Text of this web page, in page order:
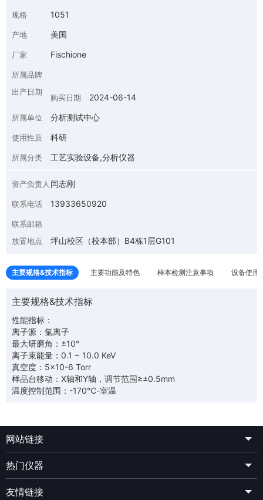
规格 1051
产地 美国
厂家 Fischione
所属品牌
出产日期
购买日期 2024-06-14
所属单位 分析测试中心
使用性质 科研
所属分类 工艺实验设备,分析仪器
资产负责人 闫志刚
联系电话 13933650920
联系邮箱
放置地点
坪山校区（校本部）B4栋1层G101
主要规格&技术指标 主要功能及特色 样本检测注意事项 设备使用
主要规格&技术指标
性能指标：
离子源：氩离子
最大研磨角：±10°
离子束能量：0.1 ~ 10.0 KeV
真空度：5×10-6 Torr
样品台移动：X轴和Y轴，调节范围≥±0.5mm
温度控制范围：-170℃-室温
网站链接
热门仪器
友情链接